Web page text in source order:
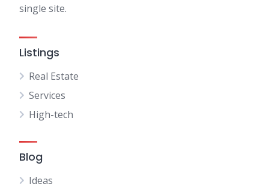
single site.
Listings
Real Estate
Services
High-tech
Blog
Ideas